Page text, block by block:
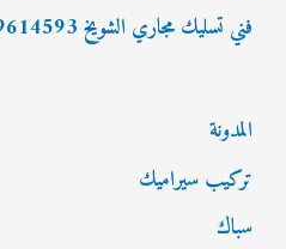
فني تسليك مجاري الشويخ 69614593
المدونة
تركيب سيراميك
سباك